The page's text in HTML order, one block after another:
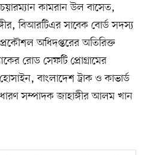
কামরান উল বাসেত,
বিআরটিএর সাবেক বোর্ড সদস্য
অধিদপ্তরের অতিরিক্ত
রোড সেফটি প্রোগ্রামের
বাংলাদেশ ট্রাক ও কাভার্ড
সম্পাদক জাহাঙ্গীর আলম খান